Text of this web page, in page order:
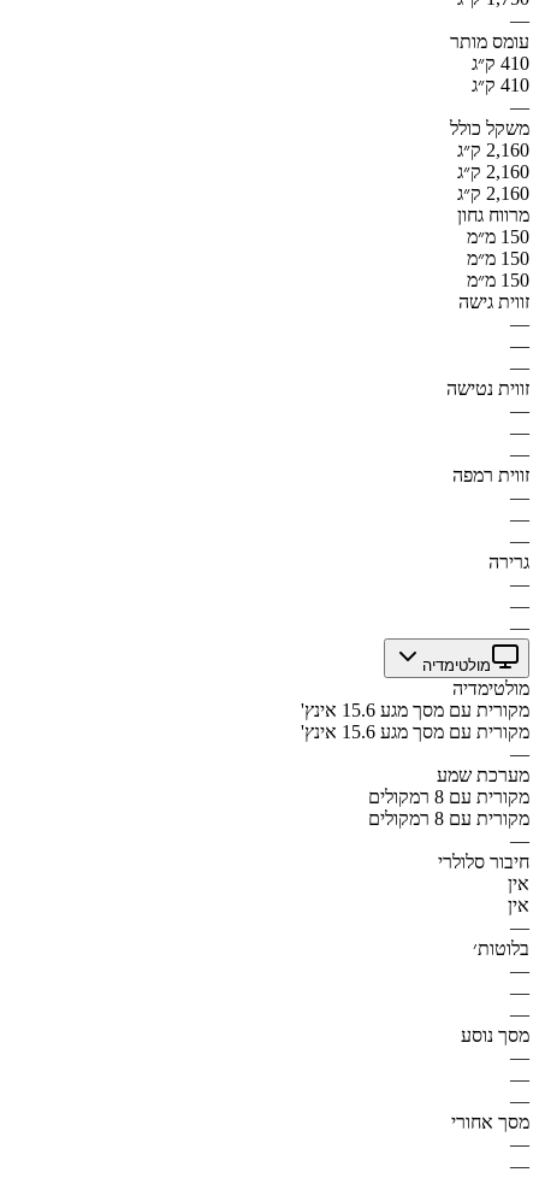
—
עומס מותר
410 ק״ג
410 ק״ג
—
משקל כולל
2,160 ק״ג
2,160 ק״ג
2,160 ק״ג
מרווח גחון
150 מ״מ
150 מ״מ
150 מ״מ
זווית גישה
—
—
—
זווית נטישה
—
—
—
זווית רמפה
—
—
—
גרירה
—
—
—
מולטימדיה
מולטימדיה
מקורית עם מסך מגע 15.6 אינץ'
מקורית עם מסך מגע 15.6 אינץ'
—
מערכת שמע
מקורית עם 8 רמקולים
מקורית עם 8 רמקולים
—
חיבור סלולרי
אין
אין
—
בלוטות׳
—
—
—
מסך נוסע
—
—
—
מסך אחורי
—
—